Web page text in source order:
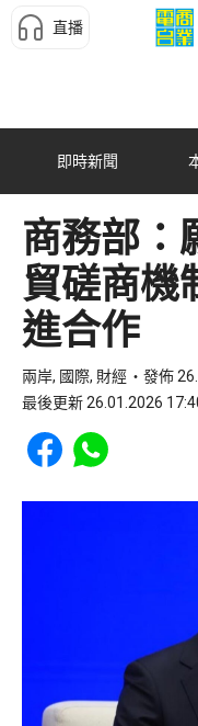
直播
即時新聞
商務部：
貿磋商
進合作
兩岸, 國際, 財經
發佈
最後更新 26.01.2026
Share to Facebook
Share to WhatsApp